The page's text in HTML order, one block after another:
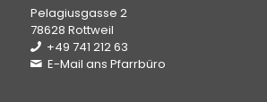
Pelagiusgasse 2
78628 Rottweil
+49 741 212 63
E-Mail ans Pfarrbüro